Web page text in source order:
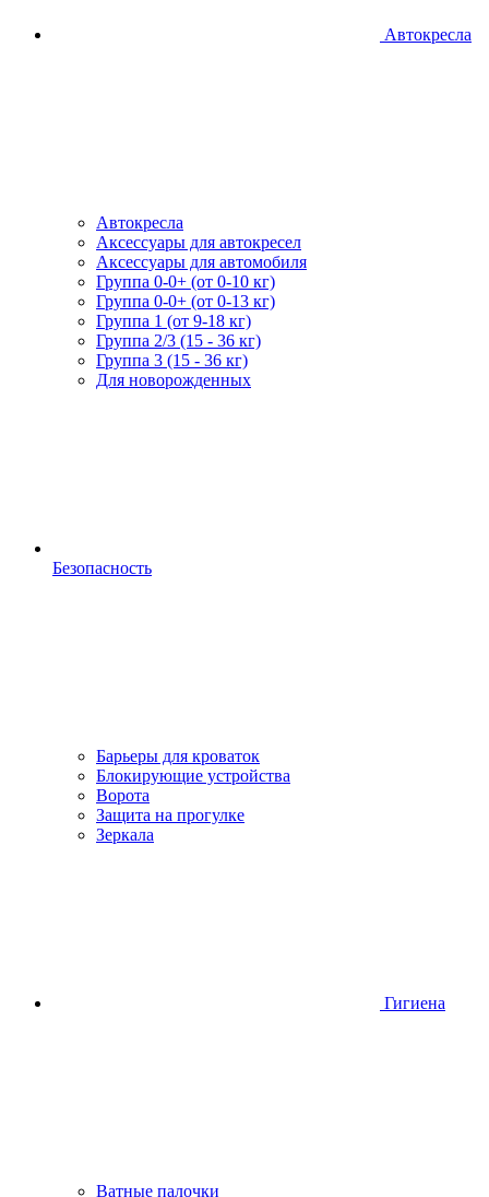
Автокресла
Автокресла
Аксессуары для автокресел
Аксессуары для автомобиля
Группа 0-0+ (от 0-10 кг)
Группа 0-0+ (от 0-13 кг)
Группа 1 (от 9-18 кг)
Группа 2/3 (15 - 36 кг)
Группа 3 (15 - 36 кг)
Для новорожденных
Безопасность
Барьеры для кроваток
Блокирующие устройства
Ворота
Защита на прогулке
Зеркала
Гигиена
Ватные палочки